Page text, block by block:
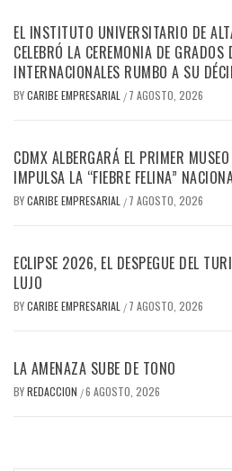
EL INSTITUTO UNIVERSITARIO DE
CELEBRÓ LA CEREMONIA DE
INTERNACIONALES RUMBO A SU
BYCARIBE EMPRESARIAL / 7 AGOSTO, 2026
CDMX ALBERGARÁ EL PRIMER
IMPULSA LA “FIEBRE FELINA”
BYCARIBE EMPRESARIAL / 7 AGOSTO, 2026
ECLIPSE 2026, EL DESPEGUE DEL
LUJO
BYCARIBE EMPRESARIAL / 7 AGOSTO, 2026
LA AMENAZA SUBE DE TONO
BYREDACCION /6 AGOSTO, 2026